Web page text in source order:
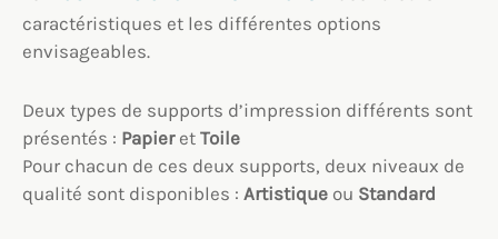
caractéristiques et les différentes options
envisageables.
Deux types de supports d’impression différents sont
présentés : Papieret Toile
Pour chacun de ces deux supports, deux niveaux de
qualité sont disponibles : Artistique ou Standard